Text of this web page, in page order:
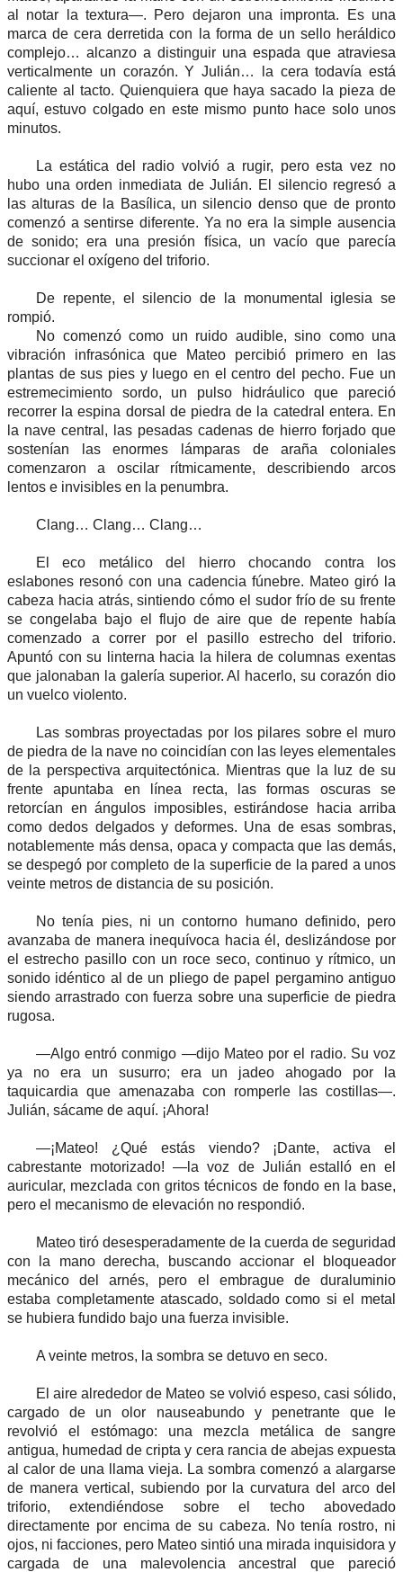
al notar la textura—. Pero dejaron una impronta. Es una
marca de cera derretida con la forma de un sello heráldico
complejo… alcanzo a distinguir una espada que atraviesa
verticalmente un corazón. Y Julián… la cera todavía está
caliente al tacto. Quienquiera que haya sacado la pieza de
aquí, estuvo colgado en este mismo punto hace solo unos
minutos.
La estática del radio volvió a rugir, pero esta vez no
hubo una orden inmediata de Julián. El silencio regresó a
las alturas de la Basílica, un silencio denso que de pronto
comenzó a sentirse diferente. Ya no era la simple ausencia
de sonido; era una presión física, un vacío que parecía
succionar el oxígeno del triforio.
De repente, el silencio de la monumental iglesia se
rompió.
No comenzó como un ruido audible, sino como una
vibración infrasónica que Mateo percibió primero en las
plantas de sus pies y luego en el centro del pecho. Fue un
estremecimiento sordo, un pulso hidráulico que pareció
recorrer la espina dorsal de piedra de la catedral entera. En
la nave central, las pesadas cadenas de hierro forjado que
sostenían las enormes lámparas de araña coloniales
comenzaron a oscilar rítmicamente, describiendo arcos
lentos e invisibles en la penumbra.
Clang… Clang… Clang…
El eco metálico del hierro chocando contra los
eslabones resonó con una cadencia fúnebre. Mateo giró la
cabeza hacia atrás, sintiendo cómo el sudor frío de su frente
se congelaba bajo el flujo de aire que de repente había
comenzado a correr por el pasillo estrecho del triforio.
Apuntó con su linterna hacia la hilera de columnas exentas
que jalonaban la galería superior. Al hacerlo, su corazón dio
un vuelco violento.
Las sombras proyectadas por los pilares sobre el muro
de piedra de la nave no coincidían con las leyes elementales
de la perspectiva arquitectónica. Mientras que la luz de su
frente apuntaba en línea recta, las formas oscuras se
retorcían en ángulos imposibles, estirándose hacia arriba
como dedos delgados y deformes. Una de esas sombras,
notablemente más densa, opaca y compacta que las demás,
se despegó por completo de la superficie de la pared a unos
veinte metros de distancia de su posición.
No tenía pies, ni un contorno humano definido, pero
avanzaba de manera inequívoca hacia él, deslizándose por
el estrecho pasillo con un roce seco, continuo y rítmico, un
sonido idéntico al de un pliego de papel pergamino antiguo
siendo arrastrado con fuerza sobre una superficie de piedra
rugosa.
—Algo entró conmigo —dijo Mateo por el radio. Su voz
ya no era un susurro; era un jadeo ahogado por la
taquicardia que amenazaba con romperle las costillas—.
Julián, sácame de aquí. ¡Ahora!
—¡Mateo! ¿Qué estás viendo? ¡Dante, activa el
cabrestante motorizado! —la voz de Julián estalló en el
auricular, mezclada con gritos técnicos de fondo en la base,
pero el mecanismo de elevación no respondió.
Mateo tiró desesperadamente de la cuerda de seguridad
con la mano derecha, buscando accionar el bloqueador
mecánico del arnés, pero el embrague de duraluminio
estaba completamente atascado, soldado como si el metal
se hubiera fundido bajo una fuerza invisible.
A veinte metros, la sombra se detuvo en seco.
El aire alrededor de Mateo se volvió espeso, casi sólido,
cargado de un olor nauseabundo y penetrante que le
revolvió el estómago: una mezcla metálica de sangre
antigua, humedad de cripta y cera rancia de abejas expuesta
al calor de una llama vieja. La sombra comenzó a alargarse
de manera vertical, subiendo por la curvatura del arco del
triforio, extendiéndose sobre el techo abovedado
directamente por encima de su cabeza. No tenía rostro, ni
ojos, ni facciones, pero Mateo sintió una mirada inquisidora y
cargada de una malevolencia ancestral que pareció